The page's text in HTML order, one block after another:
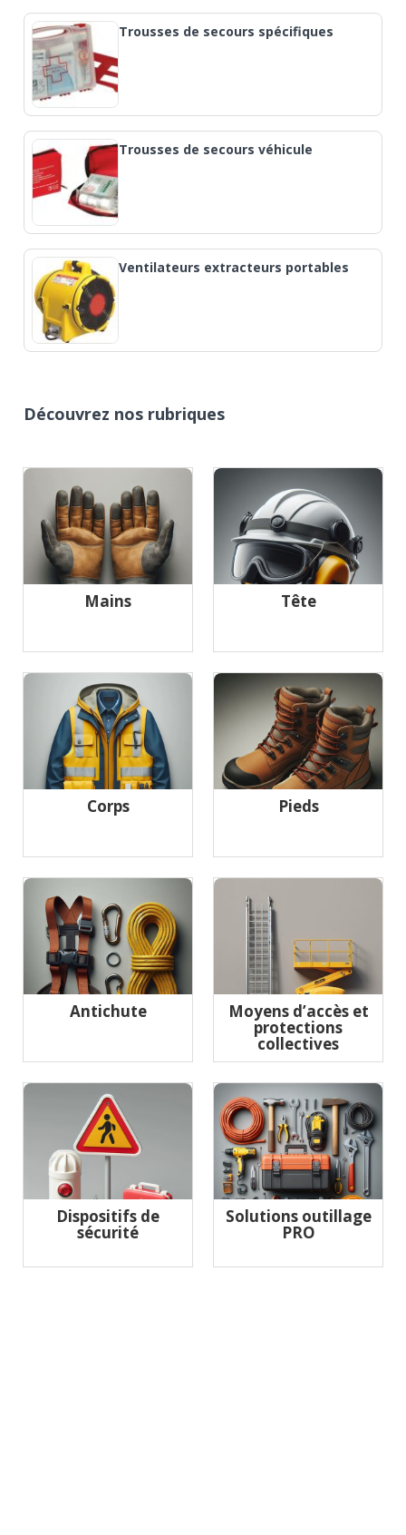
Trousses de secours spécifiques
Trousses de secours véhicule
Ventilateurs extracteurs portables
Découvrez nos rubriques
Mains Tête
Corps Pieds
Antichute Moyens d’accès et
protections
collectives
Dispositifs de
sécurité
Solutions outillage
PRO